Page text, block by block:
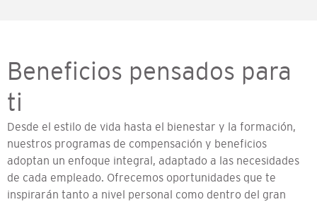
Beneficios pensados ​​para
ti
Desde el estilo de vida hasta el bienestar y la formación,
nuestros programas de compensación y beneficios
adoptan un enfoque integral, adaptado a las necesidades
de cada empleado. Ofrecemos oportunidades que te
inspirarán tanto a nivel personal como dentro del gran